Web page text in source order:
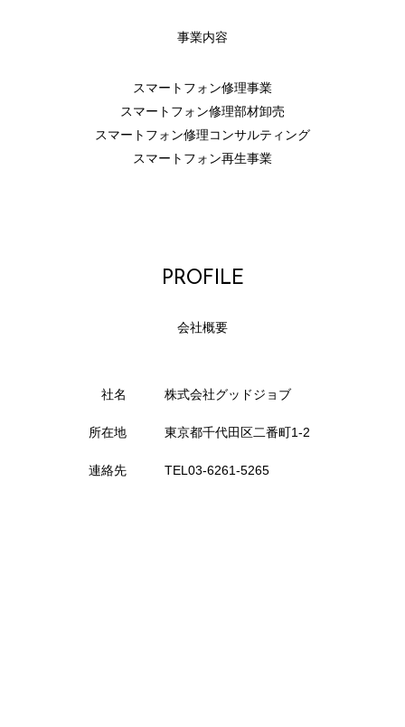
事業内容
スマートフォン修理事業
スマートフォン修理部材卸売
スマートフォン修理コンサルティング
スマートフォン再生事業
PROFILE
会社概要
社名 株式会社グッドジョブ
所在地 東京都千代田区二番町1-2
連絡先 TEL03-6261-5265